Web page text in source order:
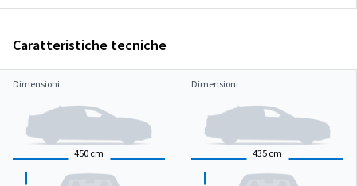
Caratteristiche tecniche
Dimensioni
450 cm
Dimensioni
435 cm